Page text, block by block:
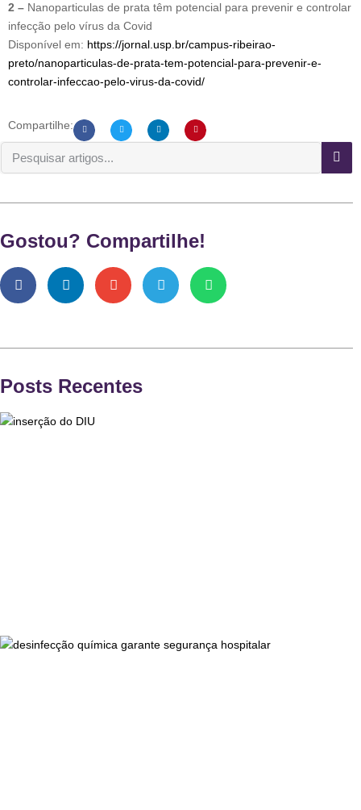
2 – Nanoparticulas de prata têm potencial para prevenir e controlar
infecção pelo vírus da Covid
Disponível em: https://jornal.usp.br/campus-ribeirao-
preto/nanoparticulas-de-prata-tem-potencial-para-prevenir-e-
controlar-infeccao-pelo-virus-da-covid/
Compartilhe:
Gostou? Compartilhe!
Posts Recentes